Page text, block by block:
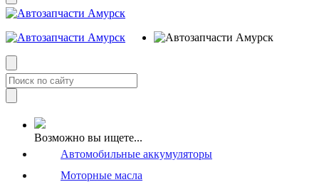
Возможно вы ищете...
Автомобильные аккумуляторы
Моторные масла